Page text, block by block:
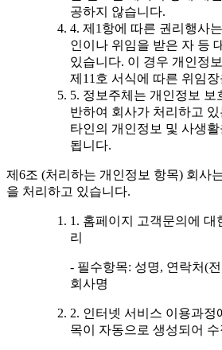
공하지 않습니다.
4. 제1항에 따른 권리행사
인이나 위임을 받은 자 등
있습니다. 이 경우 개인정
제11호 서식에 따른 위임
5. 정보주체는 개인정보 보
반하여 회사가 처리하고
타인의 개인정보 및 사생
됩니다.
제6조 (처리하는 개인정보 항목) 회사
을 처리하고 있습니다.
1. 홈페이지 고객문의에
리
- 필수항목: 성명, 연락처(
회사명
2. 인터넷 서비스 이용과
목이 자동으로 생성되어